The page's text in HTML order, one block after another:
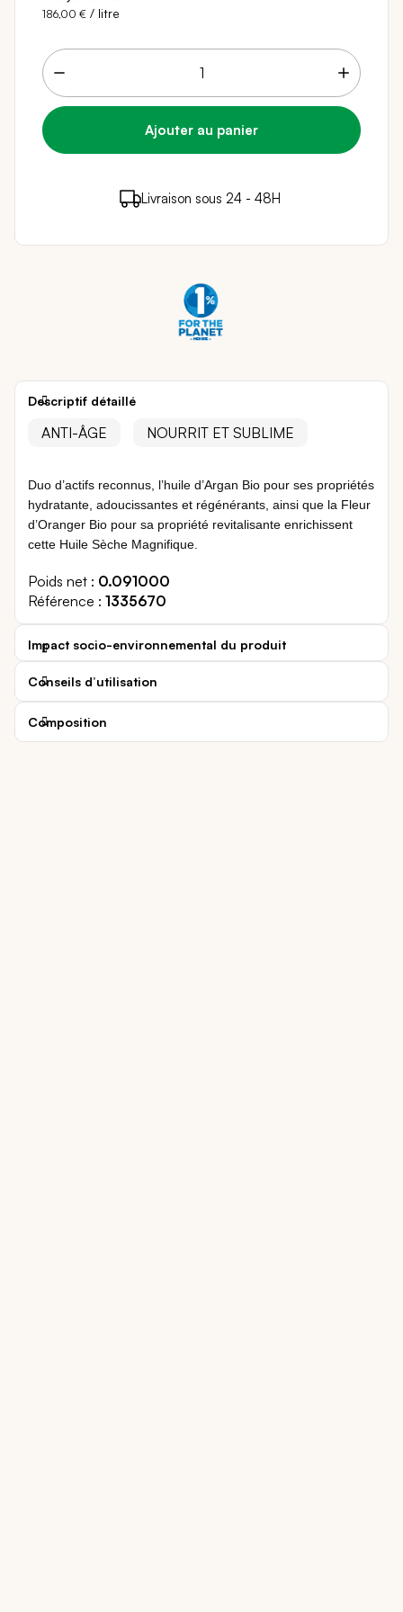
186,00 € / litre
18 points de fidélité ( 0,36 €
en achetant ce
Livraison sous 24 - 48H
Paiement sécurisé
Descriptif détaillé
ANTI-ÂGE NOURRIT ET SUBLIME
Duo d’actifs reconnus, l’huile d’Argan Bio pour ses propriétés
hydratante, adoucissantes et régénérants, ainsi que la Fleur
d’Oranger Bio pour sa propriété revitalisante enrichissent
cette Huile Sèche Magnifique.
Poids net
0.091000
Référence
1335670
Impact socio-environnemental du produit
Conseils d’utilisation
Composition